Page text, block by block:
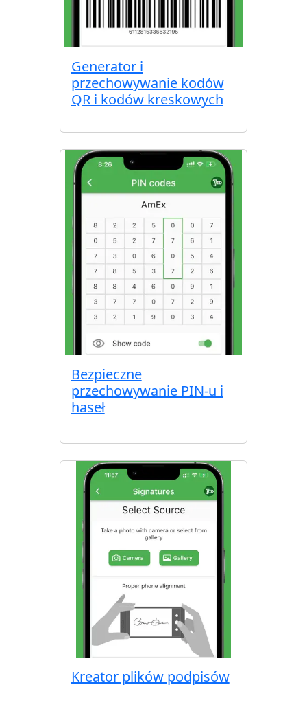
Generator i
przechowywanie kodów
QR i kodów kreskowych
Bezpieczne
przechowywanie PIN-u i
haseł
Kreator plików podpisów